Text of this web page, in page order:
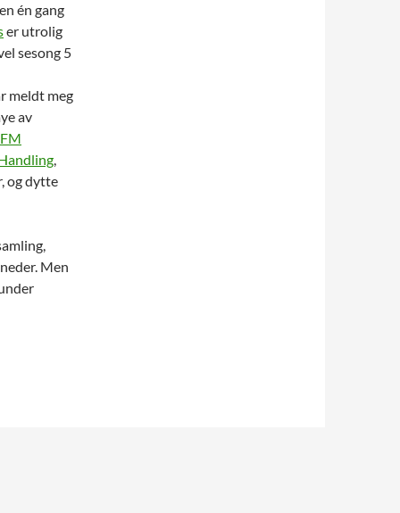
én gang
er utrolig
sesong 5
meldt meg
av
,
og dytte
Men